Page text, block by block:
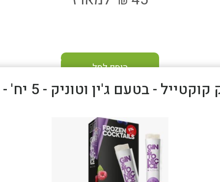
הוסף לסל
- בטעם ג'ין וטוניק - 5 יח' - כשר